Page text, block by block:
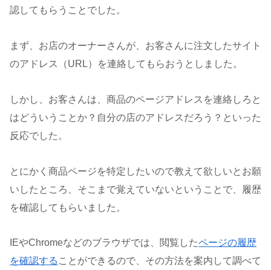
認してもらうことでした。
まず、お店のオーナーさんが、お客さんに注文したサイト
のアドレス（URL）を連絡してもらおうとしました。
しかし、お客さんは、商品のページアドレスを連絡しろと
はどういうことか？自分の店のアドレスだろう？といった
反応でした。
とにかく商品ページを特定したいので教えて欲しいとお願
いしたところ、そこまで覚えていないということで、履歴
を確認してもらいました。
IEやChromeなどのブラウザでは、閲覧したページの履歴
を確認する ことができるので、その方法を案内して調べて